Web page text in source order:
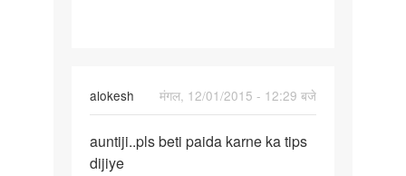
alokesh
मंगल, 12/01/2015 - 12:29 बजे
auntiji..pls
beti
auntiji..pls beti paida karne ka tips
dijiye